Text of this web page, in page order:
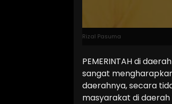
Rizal Pasuma
PEMERINTAH di
sangat
daerahnya, secara
masyarakat di daerah